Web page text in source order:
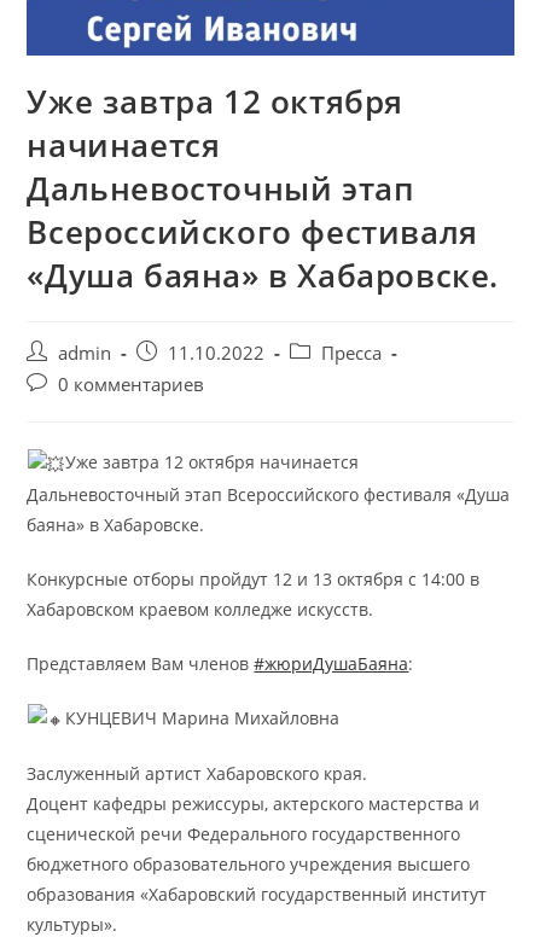
Уже завтра 12 октября
начинается
Дальневосточный этап
Всероссийского фестиваля
«Душа баяна» в Хабаровске.
admin 11.10.2022
Пресса
0 комментариев
Уже завтра 12 октября начинается
Дальневосточный этап Всероссийского фестиваля «Душа
баяна» в Хабаровске.
Конкурсные отборы пройдут 12 и 13 октября с 14:00 в
Хабаровском краевом колледже искусств.
Представляем Вам членов#жюриДушаБаяна:
КУНЦЕВИЧ Марина Михайловна
Заслуженный артист Хабаровского края.
Доцент кафедры режиссуры, актерского мастерства и
сценической речи Федерального государственного
бюджетного образовательного учреждения высшего
образования «Хабаровский государственный институт
культуры».